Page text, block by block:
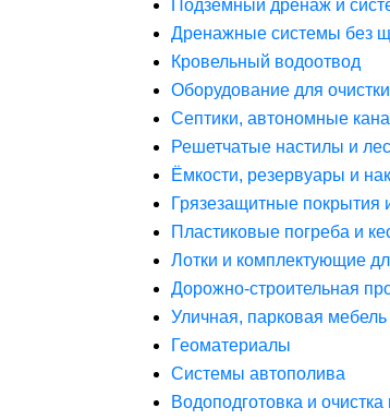
Подземный дренаж и
Дренажные системы без
Кровельный водоотвод
Оборудование для
Септики, автономные
Решетчатые настилы и
Ёмкости, резервуары и
Грязезащитные покрытия
Пластиковые погреба и
Лотки и комплектующие
Дорожно-строительная
Уличная, парковая
Геоматериалы
Системы автополива
Водоподготовка и